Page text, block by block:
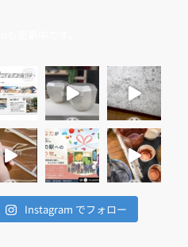
更新中です。
Instagram でフォロー